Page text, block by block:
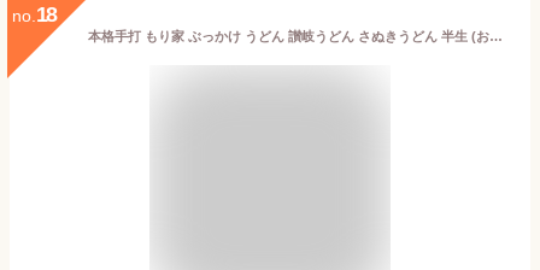
no. 18
本格手打 もり家 ぶっかけ うどん 讃岐うどん さぬきうどん 半生 (お試し (4人前))